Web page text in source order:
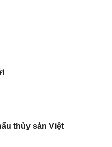
thủy sản Việt